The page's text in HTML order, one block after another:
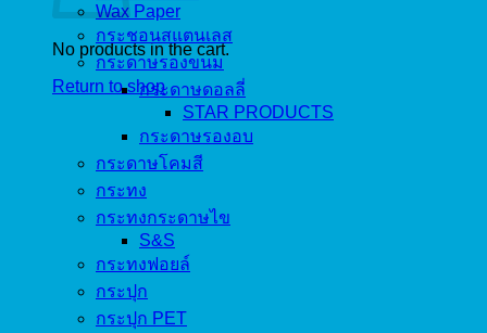
No products in the cart.
Return to shop
Wax Paper
กระชอนสแตนเลส
กระดาษรองขนม
กระดาษดอลลี่
STAR PRODUCTS
กระดาษรองอบ
กระดาษโคมสี
กระทง
กระทงกระดาษไข
S&S
กระทงฟอยล์
กระปุก
กระปุก PET